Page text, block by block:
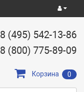
8 (495) 542-13-86
8 (800) 775-89-09
Корзина 0